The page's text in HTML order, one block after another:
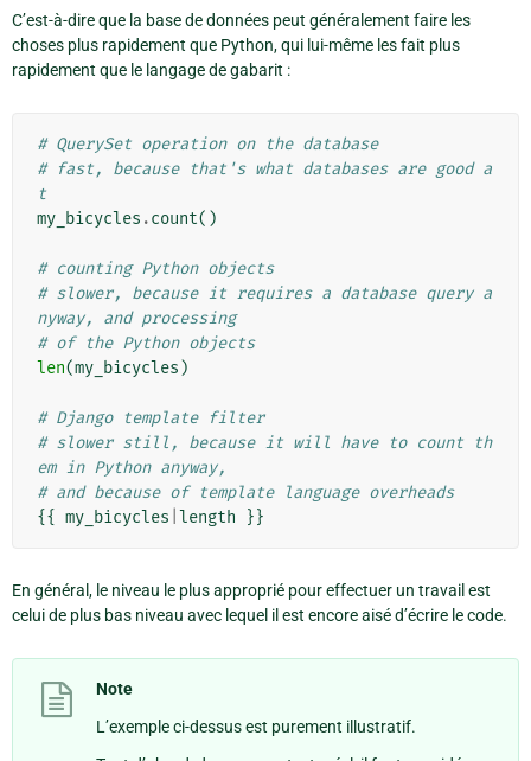
C’est-à-dire que la base de données peut généralement faire les
choses plus rapidement que Python, qui lui-même les fait plus
rapidement que le langage de gabarit :
# QuerySet operation on the database
# fast, because that's what databases are good a
t
my_bicycles .count()
# counting Python objects
# slower, because it requires a database query a
nyway, and processing
# of the Python objects
len(my_bicycles )
# Django template filter
# slower still, because it will have to count th
em in Python anyway,
# and because of template language overheads
{{ my_bicycles length }}
En général, le niveau le plus approprié pour effectuer un travail est
celui de plus bas niveau avec lequel il est encore aisé d’écrire le code.
Note
L’exemple ci-dessus est purement illustratif.